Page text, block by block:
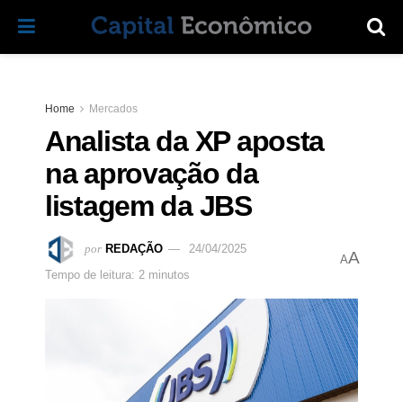
Home Mercados
Analista da XP aposta
na aprovação da
listagem da JBS
por REDAÇÃO
24/04/2025
Tempo de leitura: 2 minutos
AA